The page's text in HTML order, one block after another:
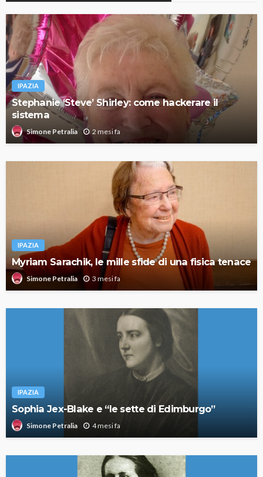
IPAZIA
Stephanie ‘Steve’ Shirley: come hackerare il
sistema
Simone Petralia 2 mesi fa
IPAZIA
Myriam Sarachik, le mille sfide di una fisica tenace
Simone Petralia 3 mesi fa
IPAZIA
Sophia Jex-Blake e “le sette di Edimburgo”
Simone Petralia 4 mesi fa